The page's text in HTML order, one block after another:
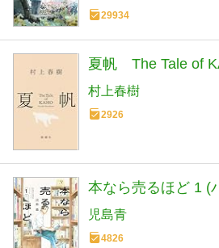
29934
夏帆 The Tale of
村上春樹
2926
本なら売るほど 1 (
児島青
4826